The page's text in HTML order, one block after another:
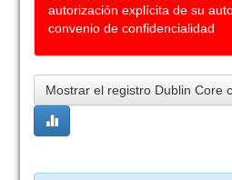
autorización explícita de su
convenio de confidencialidad
Mostrar el registro Dublin Core